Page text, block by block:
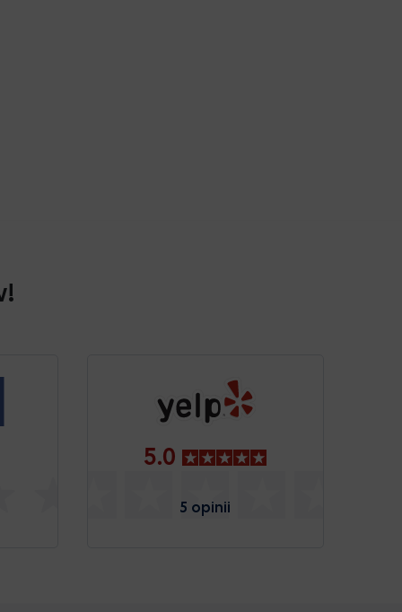
5.0
5 opinii